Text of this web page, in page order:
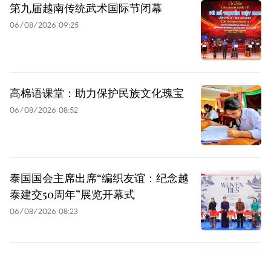
第九届越南传统武术国际节闭幕
06/08/2026 09:25
高棉语课堂：助力保护民族文化瑰宝
06/08/2026 08:52
泰国国会主席出席“编织友谊：纪念越
泰建交50周年”展览开幕式
06/08/2026 08:23